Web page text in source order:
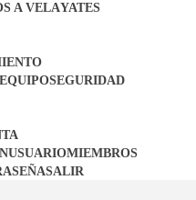
A VELAYATES
EQUIPOSEGURIDAD
USUARIOMIEMBROS
SALIR